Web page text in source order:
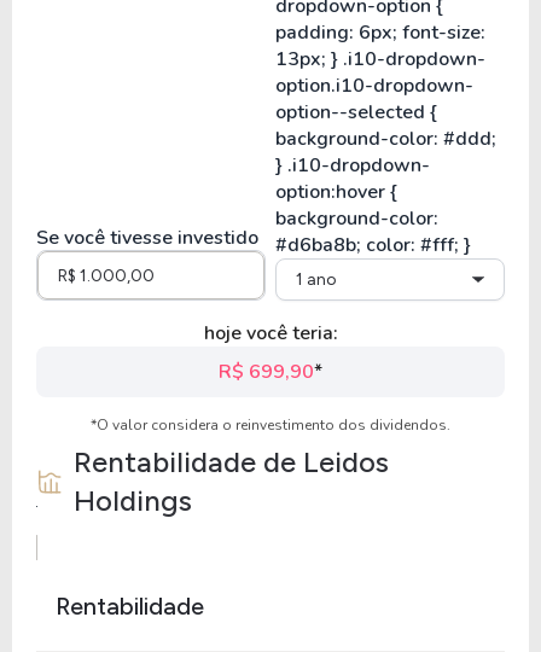
Se você tivesse investido
1 ano
hoje você teria:
R$ 699,90*
*O valor considera o reinvestimento dos dividendos.
Rentabilidade de Leidos
Holdings
Rentabilidade